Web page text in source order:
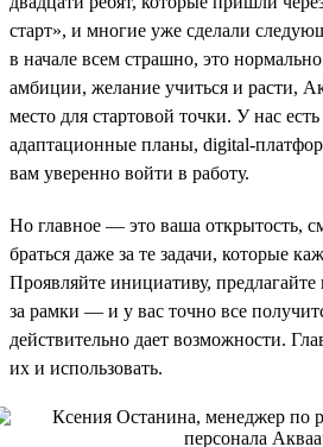
старт», и многие уже сделали
в начале всем страшно, это
амбиции, желание учиться и расти,
место для стартовой точки. У нас
адаптационные планы, digital-
вам уверенно войти в работу.
Но главное — это ваша открытость,
браться даже за те задачи, которые
Проявляйте инициативу,
за рамки — и у вас точно все
действительно дает возможности.
их и использовать.